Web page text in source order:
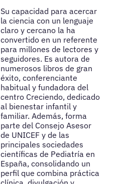
Su capacidad para acercar
la ciencia con un lenguaje
claro y cercano la ha
convertido en un referente
para millones de lectores y
seguidores. Es autora de
numerosos libros de gran
éxito, conferenciante
habitual y fundadora del
centro Creciendo, dedicado
al bienestar infantil y
familiar. Además, forma
parte del Consejo Asesor
de UNICEF y de las
principales sociedades
científicas de Pediatría en
España, consolidando un
perfil que combina práctica